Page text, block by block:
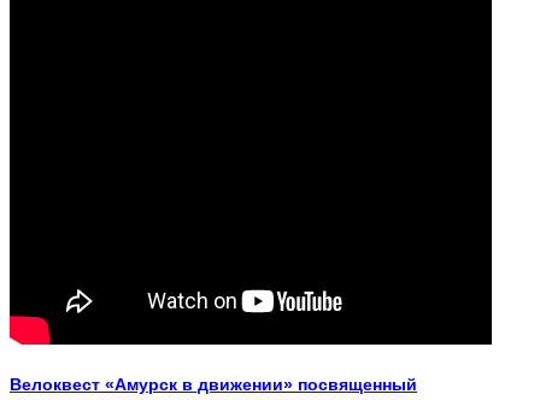
Велоквест «Амурск в движении» посвященный